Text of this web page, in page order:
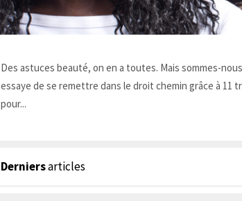
Des astuces beauté, on en a toutes. Mais sommes-
essaye de se remettre dans le droit chemin grâce à 11
pour...
Derniersarticles